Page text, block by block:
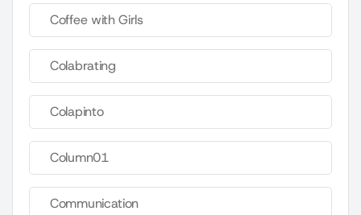
Coffee with Girls
Colabrating
Colapinto
Column01
Communication